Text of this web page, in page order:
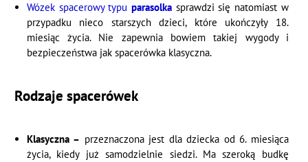
Wózek spacerowy typu parasolkasprawdzi się natomiast w
przypadku nieco starszych dzieci, które ukończyły 18.
miesiąc życia. Nie zapewnia bowiem takiej wygody i
bezpieczeństwa jak spacerówka klasyczna.
Rodzaje spacerówek
Klasyczna – przeznaczona jest dla dziecka od 6. miesiąca
życia, kiedy już samodzielnie siedzi. Ma szeroką budkę